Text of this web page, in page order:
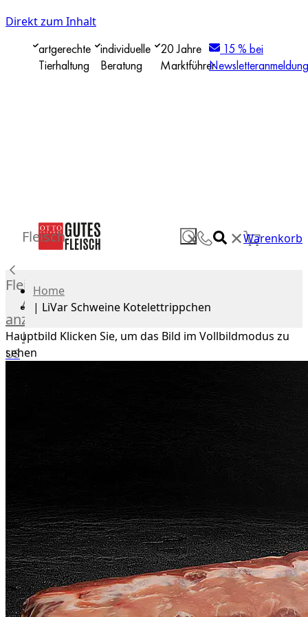
Direkt zum Inhalt
artgerechte
Tierhaltung
individuelle
Beratung
20 Jahre
Marktführer
15 % bei
Newsletteranmeldung
✕ ✕Warenkorb
Fleisch
Fleisch
Alle
anzeigen
Rind
US
Beef
Chianina
|
Toskana
Blonda
Espanola
|
Home
| LiVar Schweine Kotelettrippchen
Hauptbild Klicken Sie, um das Bild im Vollbildmodus zu
sehen